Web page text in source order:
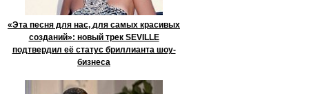
«Эта песня для нас, для самых красивых
созданий»: новый трек SEVILLE
подтвердил её статус бриллианта шоу-
бизнеса